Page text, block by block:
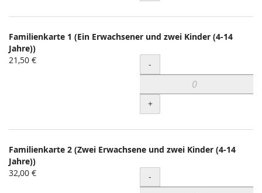
Familienkarte 1 (Ein Erwachsener und zwei Kinder (4-14
Jahre))
21,50 €
Menge
-
+
Familienkarte 2 (Zwei Erwachsene und zwei Kinder (4-14
Jahre))
32,00 €
Menge
-